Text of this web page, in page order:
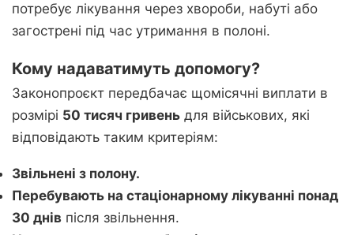
потребує лікування через хвороби, набуті або
загострені під час утримання в полоні.
Кому надаватимуть допомогу?
Законопроєкт передбачає щомісячні виплати в
розмірі 50 тисяч гривень для військових, які
відповідають таким критеріям:
Звільнені з полону.
Перебувають на стаціонарному лікуванні понад
30 днів після звільнення.